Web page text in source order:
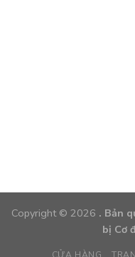
Copyright © 2026 . Bản
bị Cơ